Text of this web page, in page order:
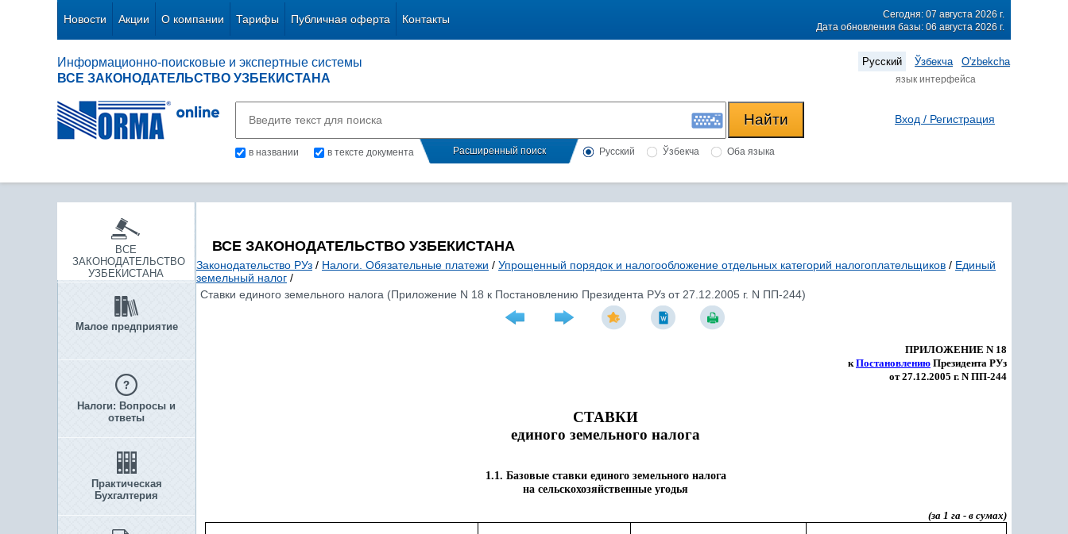
Новости Акции О компании Тарифы Публичная оферта Контакты
Сегодня: 07 августа 2026 г.
Дата обновления базы: 06 августа 2026 г.
Информационно-поисковые и экспертные системы
ВСЕ ЗАКОНОДАТЕЛЬСТВО УЗБЕКИСТАНА
Русский Ўзбекча O'zbekcha
язык интерфейса
в названии в тексте документа Расширенный поиск Русский Ўзбекча Оба языка
Вход / Регистрация
ВСЕ
ЗАКОНОДАТЕЛЬСТВО
УЗБЕКИСТАНА
Малое предприятие
Налоги: Вопросы и
ответы
Практическая
Бухгалтерия
ВСЕ ЗАКОНОДАТЕЛЬСТВО УЗБЕКИСТАНА
Законодательство РУз / Налоги. Обязательные платежи / Упрощенный порядок и налогообложение отдельных категорий налогоплательщиков / Единый
земельный налог /
Ставки единого земельного налога (Приложение N 18 к Постановлению Президента РУз от 27.12.2005 г. N ПП-244)
ПРИЛОЖЕНИЕ N 18
кПостановлению Президента РУз
от 27.12.2005 г. N ПП-244
СТАВКИ
единого земельного налога
1.1. Базовые ставки единого земельного налога
на сельскохозяйственные угодья
(за 1 га - в сумах)